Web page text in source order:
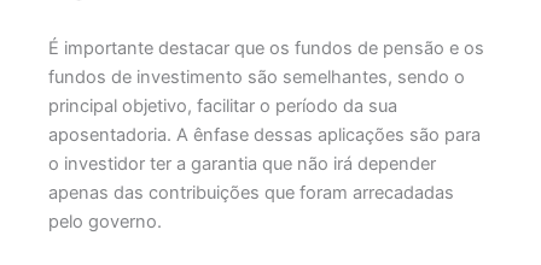
É importante destacar que os fundos de pensão e os
fundos de investimento são semelhantes, sendo o
principal objetivo, facilitar o período da sua
aposentadoria. A ênfase dessas aplicações são para
o investidor ter a garantia que não irá depender
apenas das contribuições que foram arrecadadas
pelo governo.